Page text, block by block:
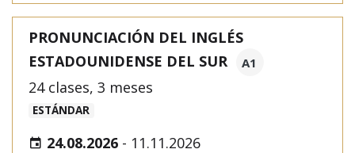
PRONUNCIACIÓN DEL INGLÉS
ESTADOUNIDENSE DEL SUR
A1
24 clases, 3 meses
ESTÁNDAR
24.08.2026 - 11.11.2026